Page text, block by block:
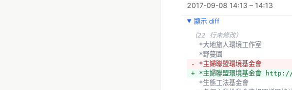
2017-09-08 14:13 – 14:13
顯示 diff
（22 行未修改）
  *大地旅人環境工作室
  *野蔓園
- *主婦聯盟環境基金會
+ *主婦聯盟環境基金會
  *生態工法基金會